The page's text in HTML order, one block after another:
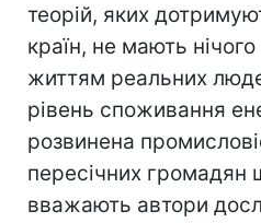
теорій, яких
країн, не мають нічого
життям реальних
рівень споживання
розвинена
пересічних громадян
вважають автори